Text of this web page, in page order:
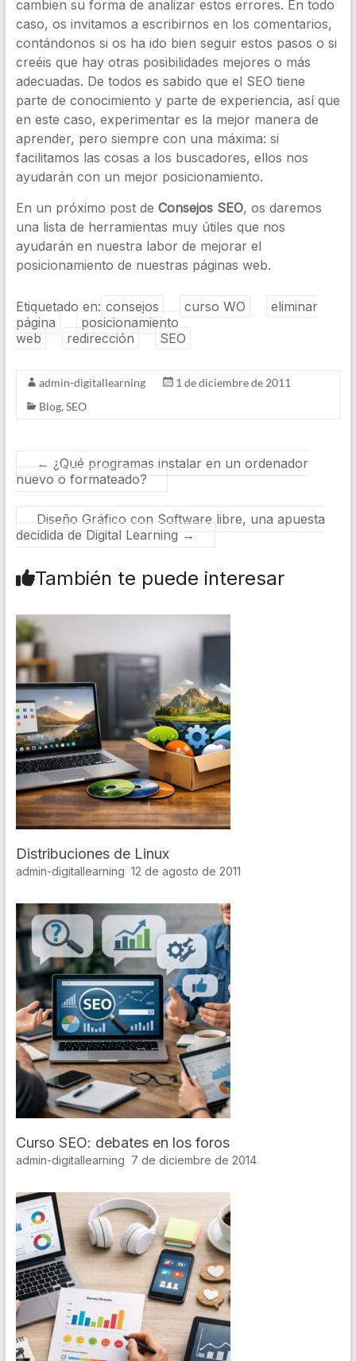
cambien su forma de analizar estos errores. En todo
caso, os invitamos a escribirnos en los comentarios,
contándonos si os ha ido bien seguir estos pasos o si
creéis que hay otras posibilidades mejores o más
adecuadas. De todos es sabido que el SEO tiene
parte de conocimiento y parte de experiencia, así que
en este caso, experimentar es la mejor manera de
aprender, pero siempre con una máxima: si
facilitamos las cosas a los buscadores, ellos nos
ayudarán con un mejor posicionamiento.
En un próximo post de Consejos SEO, os daremos
una lista de herramientas muy útiles que nos
ayudarán en nuestra labor de mejorar el
posicionamiento de nuestras páginas web.
Etiquetado en: consejos curso WO
eliminar
página
posicionamiento
web
redirección SEO
admin-digitallearning
1 de diciembre de 2011
Blog, SEO
← ¿Qué programas instalar en un ordenador
nuevo o formateado?
Diseño Gráfico con Software libre, una apuesta
decidida de Digital Learning →
También te puede interesar
Distribuciones de Linux
admin-digitallearning 12 de agosto de 2011
Curso SEO: debates en los foros
admin-digitallearning 7 de diciembre de 2014